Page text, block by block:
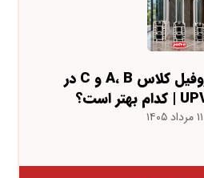
بررسی تفاوت پروفیل کلاس A، B و C در
۱۱ مرداد ۱۴۰۵